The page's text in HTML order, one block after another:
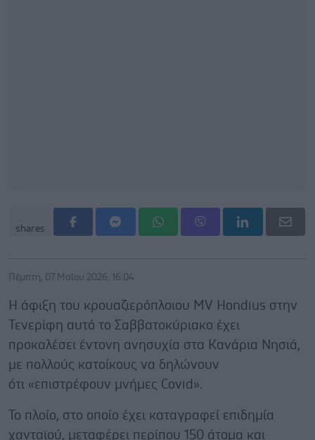
shares
Πέμπτη, 07 Μαΐου 2026, 16:04
Η άφιξη του κρουαζιερόπλοιου MV Hondius στην
Τενερίφη αυτό το Σαββατοκύριακο έχει
προκαλέσει έντονη ανησυχία στα Κανάρια Νησιά,
με πολλούς κατοίκους να δηλώνουν
ότι «επιστρέφουν μνήμες Covid».
Το πλοίο, στο οποίο έχει καταγραφεί επιδημία
χανταϊού, μεταφέρει περίπου 150 άτομα και